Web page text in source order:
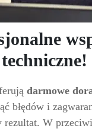
techniczne!
darmowe
błędów i
rezultat. W